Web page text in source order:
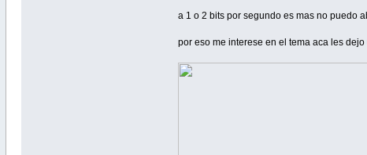
a 1 o 2 bits por segundo es mas no puedo
por eso me interese en el tema aca les